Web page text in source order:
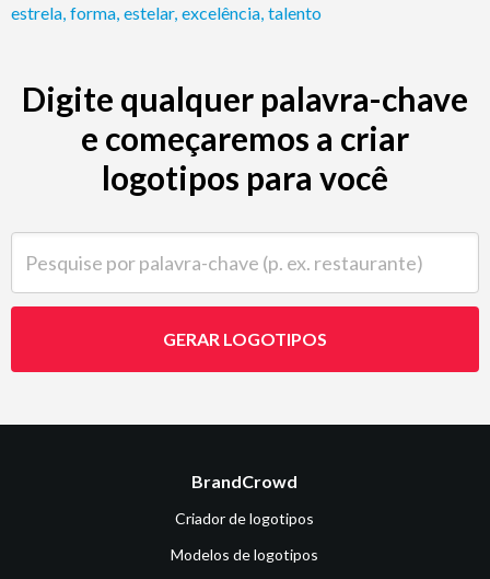
estrela forma estelar, excelência talento
Digite qualquer palavra-chave
e começaremos a criar
logotipos para você
GERAR LOGOTIPOS
BrandCrowd
Criador de logotipos
Modelos de logotipos